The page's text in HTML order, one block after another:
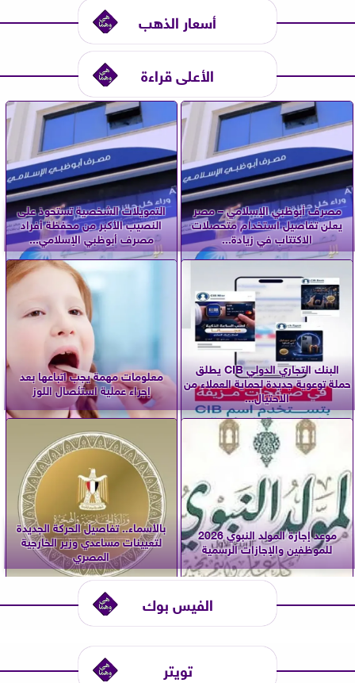
أسعار الذهب
الأعلى قراءة
مصرف أبوظبي الإسلامي – مصر
يعلن تفاصيل استخدام متحصلات
الاكتتاب في زيادة...
التمويلات الشخصية تستحوذ على
النصيب الأكبر من محفظة أفراد
مصرف أبوظبي الإسلامي...
البنك التجاري الدولي CIB يطلق
حملة توعوية جديدة لحماية العملاء من
الاحتيال...
معلومات مهمة يجب اتباعها بعد
إجراء عملية استئصال اللوز
موعد إجازة المولد النبوي 2026
للموظفين والإجازات الرسمية
بالأسماء.. تفاصيل الحركة الجديدة
لتعيينات مساعدي وزير الخارجية
المصري
الفيس بوك
تويتر